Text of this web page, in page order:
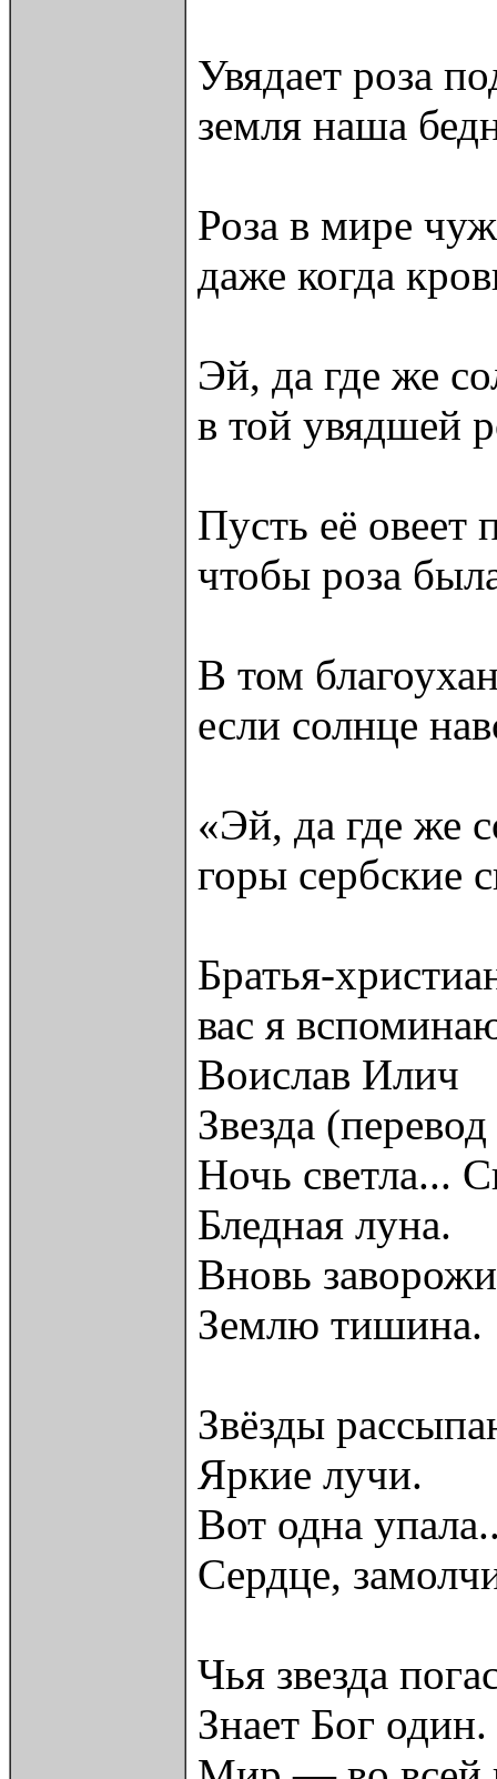
Увядает роза
земля наша
Роза в мире
даже когда
Эй, да где же
в той увядшей
Пусть её
чтобы роза
В том
если солнце
«Эй, да где же
горы сербские
Братья-
вас я
Воислав Илич
Звезда
Ночь светла...
Бледная луна.
Вновь
Землю тишина.
Звёзды
Яркие лучи.
Вот одна
Сердце,
Чья звезда
Знает Бог один.